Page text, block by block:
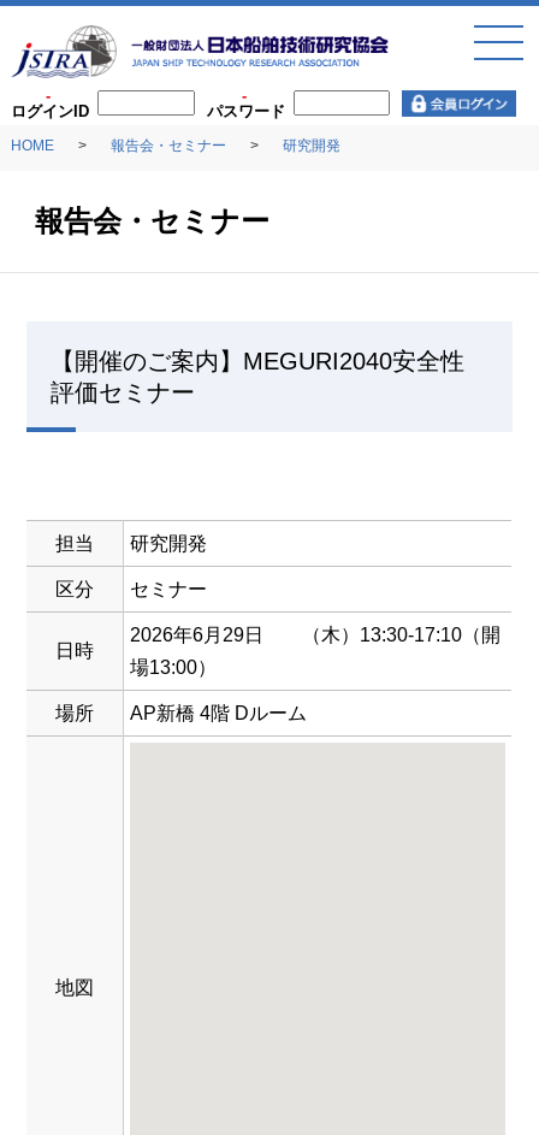
ログインID パスワード
toggle
HOME 報告会・セミナー 研究開発
報告会・セミナー
【開催のご案内】MEGURI2040安全性
評価セミナー
担当 研究開発
区分 セミナー
日時
2026年6月29日 （木）13:30-17:10（開
場13:00）
場所 AP新橋 4階 Dルーム
地図